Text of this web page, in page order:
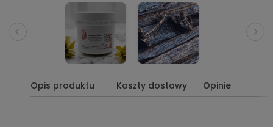
Opis produktu Koszty dostawy Opinie